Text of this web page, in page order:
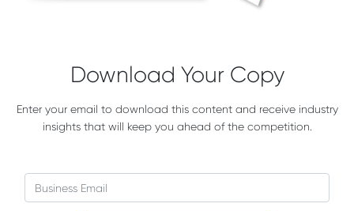
Download Your Copy
Enter your email to download this content and receive industry
insights that will keep you ahead of the competition.